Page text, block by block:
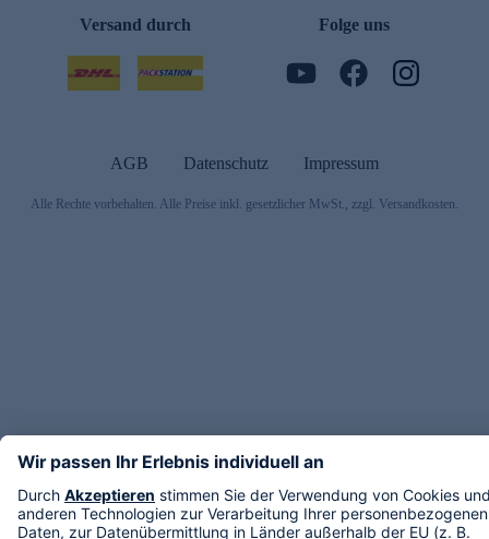
Versand durch Folge uns
AGB Datenschutz Impressum
Alle Rechte vorbehalten. Alle Preise inkl. gesetzlicher MwSt., zzgl. Versandkosten.